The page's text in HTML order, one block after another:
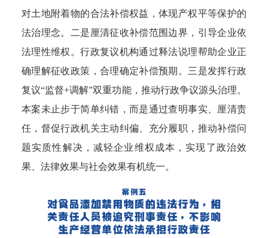
对土地附着物的合法补偿权益，体现产权平等保护的
法治理念。
二是厘清征收补偿范围边界，引导企业依
法理性维权。行政复议机构通过释法说理帮助企业正
确理解征收政策，合理确定补偿预期。 三是发挥行政
复议“监督+调解”双重功能，推动行政争议源头治理。
本案未止步于简单纠错，而是通过查明事实、厘清责
任，督促行政机关主动纠偏、充分履职，推动补偿问
题实质性解决，减轻企业维权成本，实现了政治效
果、法律效果与社会效果有机统一。